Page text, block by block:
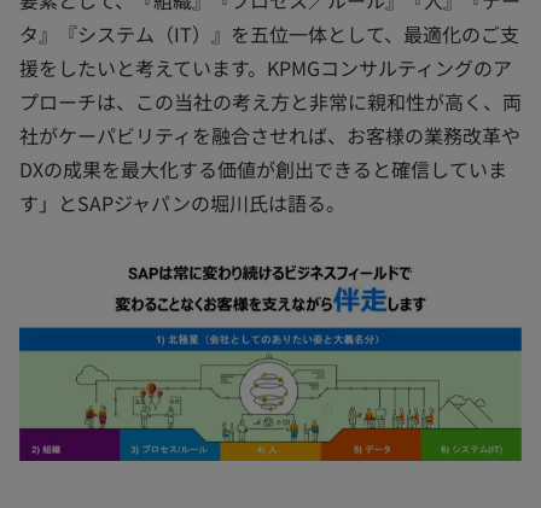
タ』『システム（IT）』を五位一体として、最適化のご支
援をしたいと考えています。KPMGコンサルティングのア
プローチは、この当社の考え方と非常に親和性が高く、両
社がケーパビリティを融合させれば、お客様の業務改革や
DXの成果を最大化する価値が創出できると確信していま
す」とSAPジャパンの堀川氏は語る。